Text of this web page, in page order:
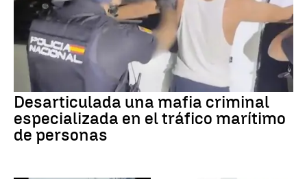
Desarticulada una mafia criminal
especializada en el tráfico marítimo
de personas